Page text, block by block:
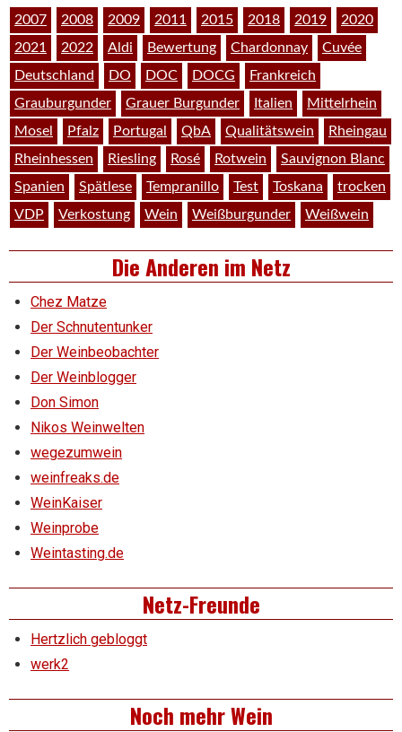
2007 2008 2009 2011 2015 2018 2019
2020
2021
2022 Aldi Bewertung Chardonnay
Cuvée
Deutschland
DO DOC DOCG
Frankreich
Grauburgunder
Grauer Burgunder Italien
Mittelrhein
Mosel
Pfalz Portugal QbA Qualitätswein
Rheingau
Rheinhessen
Riesling Rosé Rotwein
Sauvignon Blanc
Spanien
Spätlese Tempranillo Test Toskana
trocken
VDP
Verkostung Wein Weißburgunder Weißwein
Die Anderen im Netz
Chez Matze
Der Schnutentunker
Der Weinbeobachter
Der Weinblogger
Don Simon
Nikos Weinwelten
wegezumwein
weinfreaks.de
WeinKaiser
Weinprobe
Weintasting.de
Netz-Freunde
Hertzlich gebloggt
werk2
Noch mehr Wein